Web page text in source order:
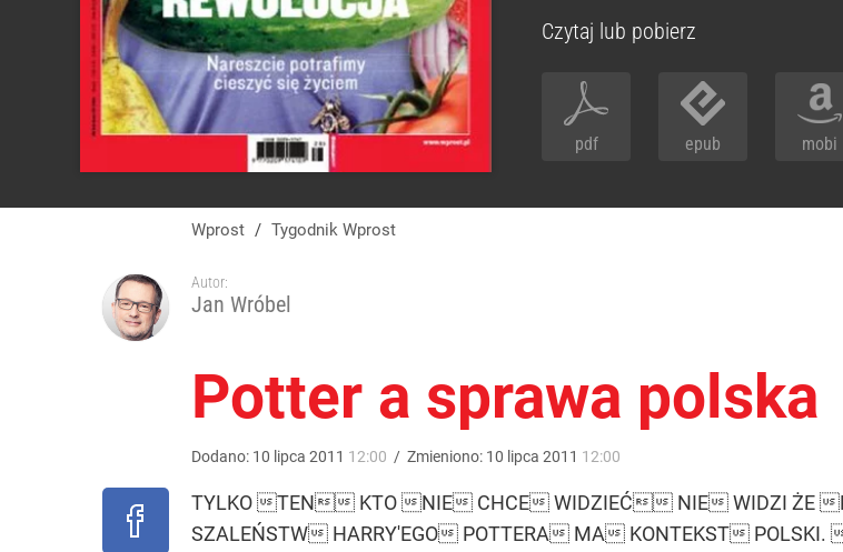
Czytaj lub pobierz
pdf epub mobi
Wprost / Tygodnik Wprost
Autor:
Jan Wróbel
Potter a sprawa polska
Dodano: 10 lipca 2011 12:00 / Zmieniono: 10 lipca 2011 12:00
TYLKO TEN KTO NIE CHCE WIDZIEĆ NIE WIDZI ŻE
SZALEŃSTW HARRY'EGO POTTERA MA KONTEKST